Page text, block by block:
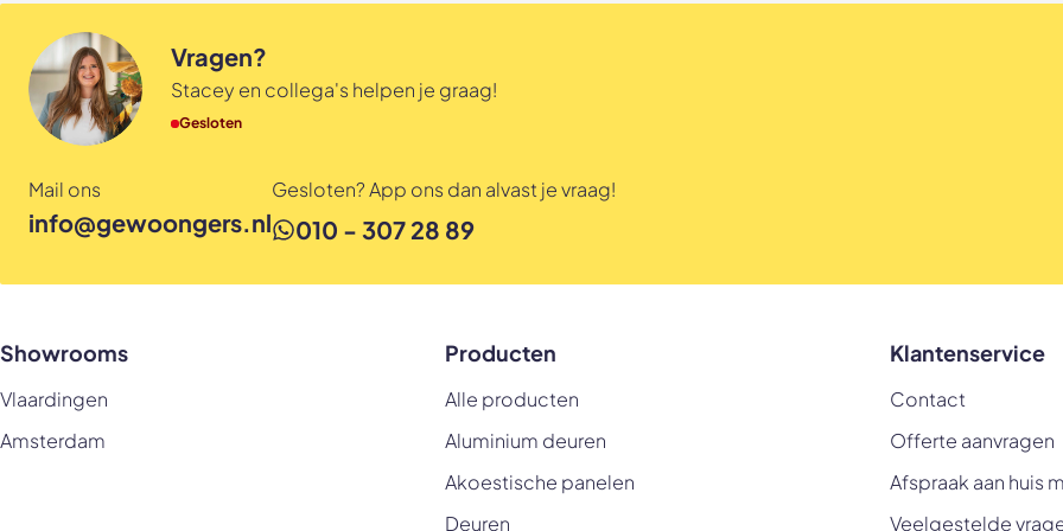
Vragen?
Stacey en collega's helpen je graag!
Gesloten
Mail ons
info@gewoongers.nl
Gesloten? App ons dan alvast je vraag!
010 - 307 28 89
Showrooms
Vlaardingen
Amsterdam
Producten
Alle producten
Aluminium deuren
Akoestische panelen
Deuren
Klantenservice
Contact
Offerte aanvragen
Afspraak aan huis
Veelgestelde